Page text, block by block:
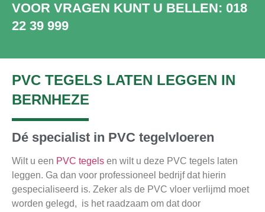
VOOR VRAGEN KUNT U BELLEN: 018
22 39 999
PVC TEGELS LATEN LEGGEN IN
BERNHEZE
Dé specialist in PVC tegelvloeren
Wilt u een PVC tegels en wilt u deze PVC tegels laten
leggen. Ga dan voor professioneel bedrijf dat hierin
gespecialiseerd is. Zeker als de PVC vloer verlijmd moet
worden gelegd, is het raadzaam om dat door